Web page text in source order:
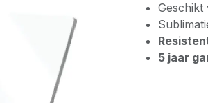
5 jaar